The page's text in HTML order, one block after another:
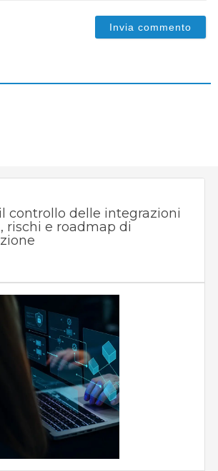
controllo delle integrazioni
rischi e roadmap di